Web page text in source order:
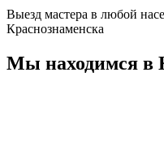
Выезд мастера в любой
Краснознаменска
Мы находимся в